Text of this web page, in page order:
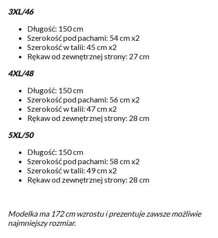
3XL/46
Długość: 150 cm
Szerokość pod pachami: 54 cm x2
Szerokość w talii: 45 cm x2
Rękaw od zewnętrznej strony: 27 cm
4XL/48
Długość: 150 cm
Szerokość pod pachami: 56 cm x2
Szerokość w talii: 47 cm x2
Rękaw od zewnętrznej strony: 28 cm
5XL/50
Długość: 150 cm
Szerokość pod pachami: 58 cm x2
Szerokość w talii: 49 cm x2
Rękaw od zewnętrznej strony: 28 cm
Modelka ma 172 cm wzrostu i prezentuje zawsze możliwie
najmniejszy rozmiar.